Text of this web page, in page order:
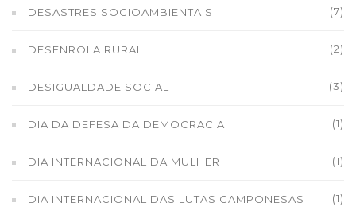
DESASTRES SOCIOAMBIENTAIS (7)
DESENROLA RURAL (2)
DESIGUALDADE SOCIAL (3)
DIA DA DEFESA DA DEMOCRACIA (1)
DIA INTERNACIONAL DA MULHER (1)
DIA INTERNACIONAL DAS LUTAS CAMPONESAS (1)